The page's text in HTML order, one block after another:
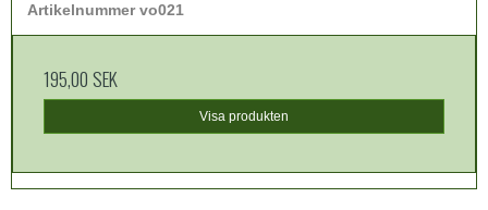
Artikelnummer vo021
195,00 SEK
Visa produkten